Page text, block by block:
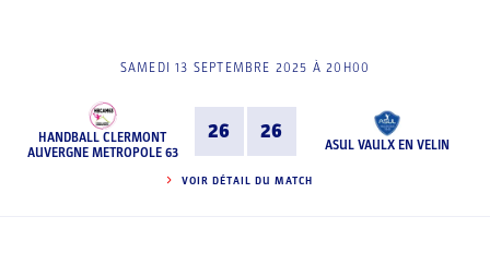
SAMEDI 13 SEPTEMBRE 2025 À 20H00
HANDBALL CLERMONT
AUVERGNE METROPOLE 63
26 26
ASUL VAULX EN VELIN
VOIR DÉTAIL DU MATCH